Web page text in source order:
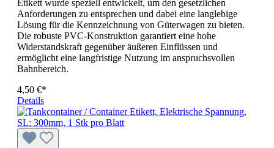
Etikett wurde speziell entwickelt, um den gesetzlichen
Anforderungen zu entsprechen und dabei eine langlebige
Lösung für die Kennzeichnung von Güterwagen zu bieten.
Die robuste PVC-Konstruktion garantiert eine hohe
Widerstandskraft gegenüber äußeren Einflüssen und
ermöglicht eine langfristige Nutzung im anspruchsvollen
Bahnbereich.
4,50 €*
Details